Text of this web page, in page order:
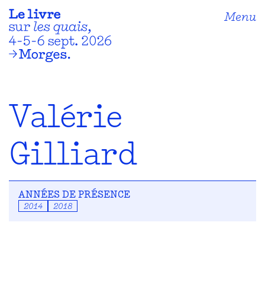
Menu
Valérie
Gilliard
ANNÉES DE PRÉSENCE
2014 2018